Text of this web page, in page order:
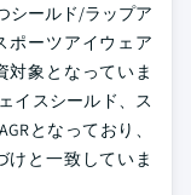
シールド/ラップア
ポーツアイウェア
対象となっていま
イスシールド、ス
となっており、
けと一致していま